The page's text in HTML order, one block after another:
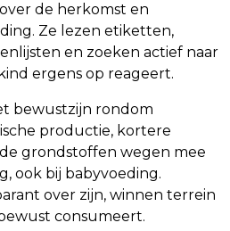
de herkomst en
Ze lezen etiketten,
en zoeken actief naar
ergens op reageert.
bewustzijn rondom
productie, kortere
grondstoffen wegen mee
ook bij babyvoeding.
over zijn, winnen terrein
consumeert.